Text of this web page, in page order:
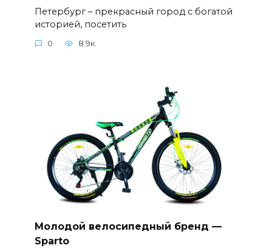
Петербург – прекрасный город с богатой
историей, посетить
0 8.9к.
Молодой велосипедный бренд —
Sparto